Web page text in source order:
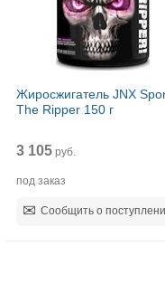
Жиросжигатель JNX
The Ripper 150 г
3 105руб.
под заказ
Сообщить о